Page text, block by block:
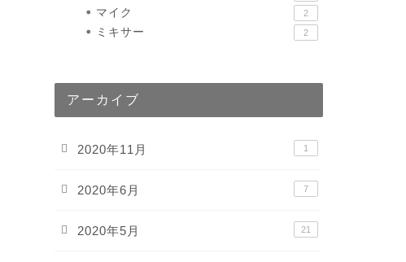
マイク 2
ミキサー 2
アーカイブ
2020年11月 1
2020年6月 7
2020年5月 21